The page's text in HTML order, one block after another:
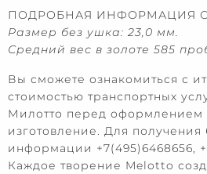
ПОДРОБНАЯ ИНФОРМАЦИЯ
Размер без ушка: 23,0 мм.
Средний вес в золоте 585
Вы сможете ознакомиться с
стоимостью транспортных
Милотто перед оформлением
изготовление. Для
информации +7(495)6468656,
Каждое творение Melotto